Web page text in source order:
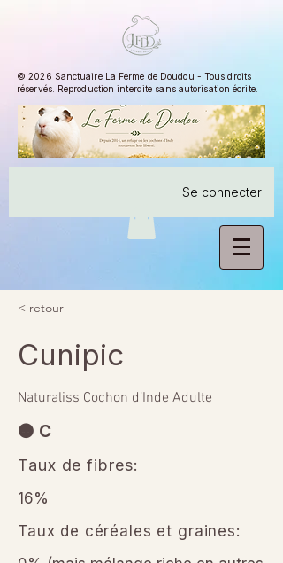
© 2026 Sanctuaire La Ferme de Doudou - Tous droits
réservés. Reproduction interdite sans autorisation écrite.
Se connecter
< retour
Cunipic
Naturaliss Cochon d’Inde Adulte
🟠 C
Taux de fibres:
16%
Taux de céréales et graines: